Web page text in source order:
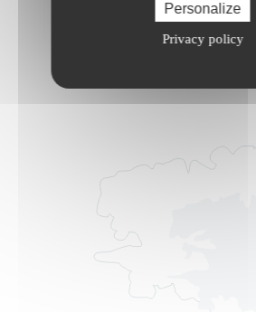
Personalize
Privacy policy